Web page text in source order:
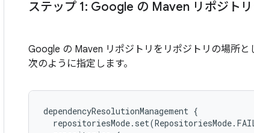
ステップ 1: Google の Maven リポジト
Google の Maven リポジトリをリポジトリの場所と
次のように指定します。
dependencyResolutionManagement {